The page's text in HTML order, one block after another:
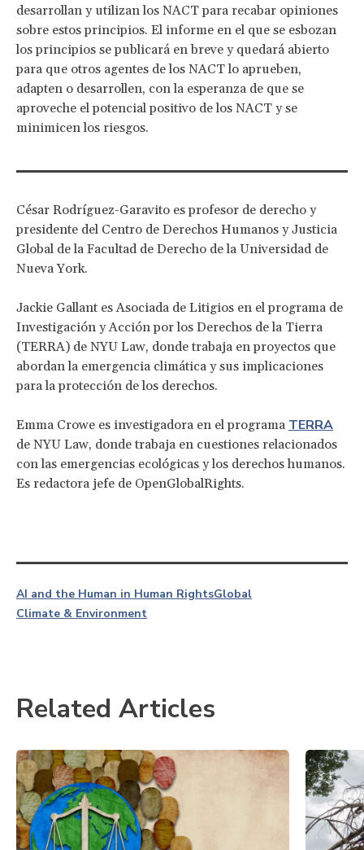
desarrollan y utilizan los NACT para recabar opiniones
sobre estos principios. El informe en el que se esbozan
los principios se publicará en breve y quedará abierto
para que otros agentes de los NACT lo aprueben,
adapten o desarrollen, con la esperanza de que se
aproveche el potencial positivo de los NACT y se
minimicen los riesgos.
César Rodríguez-Garavito es profesor de derecho y
presidente del Centro de Derechos Humanos y Justicia
Global de la Facultad de Derecho de la Universidad de
Nueva York.
Jackie Gallant es Asociada de Litigios en el programa de
Investigación y Acción por los Derechos de la Tierra
(TERRA) de NYU Law, donde trabaja en proyectos que
abordan la emergencia climática y sus implicaciones
para la protección de los derechos.
Emma Crowe es investigadora en el programa TERRA
de NYU Law, donde trabaja en cuestiones relacionados
con las emergencias ecológicas y los derechos humanos.
Es redactora jefe de OpenGlobalRights.
AI and the Human in Human RightsGlobal
Climate & Environment
Related Articles